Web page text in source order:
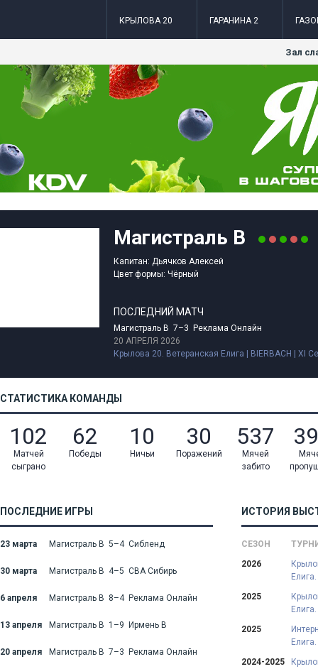
КРЫЛОВА 20 ГАРАНИНА 2
Зал
Магистраль В
Капитан: Дьячков Алексей
Цвет формы: Чёрный
ПОСЛЕДНИЙ МАТЧ
Магистраль В 7–3 Реклама Онлайн
20 АПРЕЛЯ 2026
Крылова 20. Ветеранская Елига | BIERBACH | XI
СТАТИСТИКА КОМАНДЫ
102 62 10 30 537
Матчей
сыграно
Победы Ничьи Поражений
Мячей
забито
ПОСЛЕДНИЕ ИГРЫ
23 марта Магистраль В 5–4 Сибленд
30 марта Магистраль В 4–5 СВА Сибирь
6 апреля Магистраль В 8–4 Реклама Онлайн
13 апреля Магистраль В 1–9 Ирмень В
20 апреля Магистраль В 7–3 Реклама Онлайн
ИСТОРИЯ
СЕЗОН
2026
2025
2025
2024-2025